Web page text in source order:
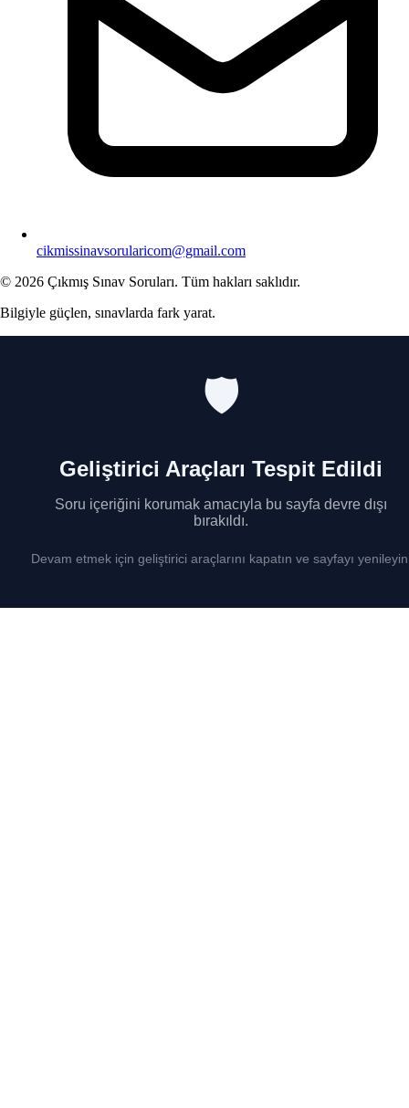
cikmissinavsorularicom@gmail.com
© 2026 Çıkmış Sınav Soruları. Tüm hakları saklıdır.
Bilgiyle güçlen, sınavlarda fark yarat.
🛡️
Geliştirici Araçları Tespit Edildi
Soru içeriğini korumak amacıyla bu sayfa devre dışı
bırakıldı.
Devam etmek için geliştirici araçlarını kapatın ve sayfayı